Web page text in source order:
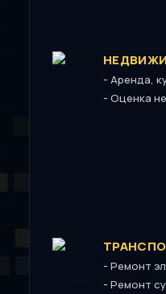
- Аренда,
- Оценка
- Ремонт
- Ремонт